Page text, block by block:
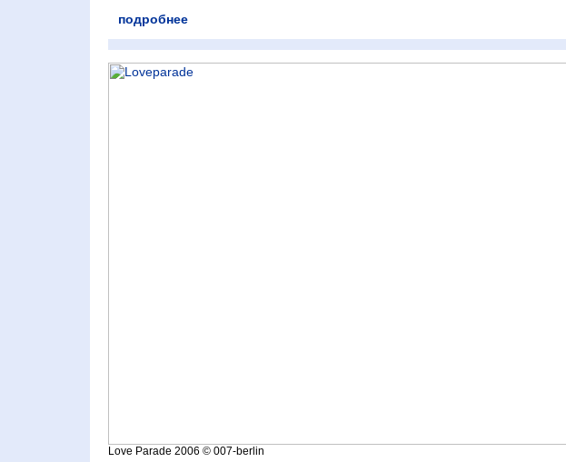
подробнее
Love Parade 2006 © 007-berlin